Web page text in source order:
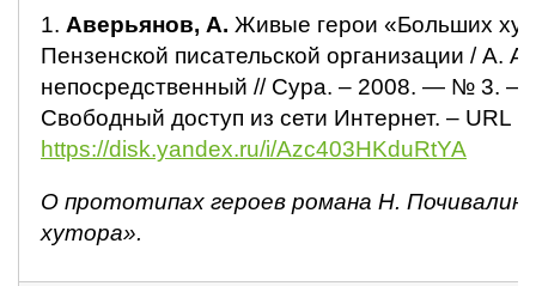
3.2 Указатель имен
3.3 Указатель произведений
1. Аверьянов, А. Живые герои «Больших
Пензенской писательской организации / А.
непосредственный // Сура. – 2008. — № 3. –
Свободный доступ из сети Интернет. – URL :
https://disk.yandex.ru/i/Azc403HKduRtYA
О прототипах героев романа Н.
хутора».